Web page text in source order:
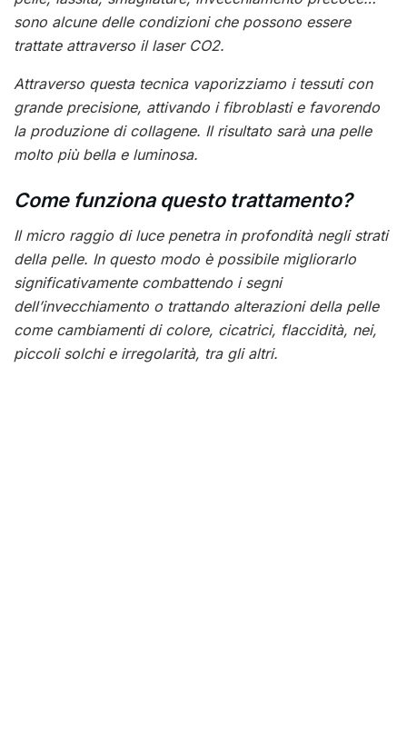
sono alcune delle condizioni che possono essere
trattate attraverso il laser CO2.
Attraverso questa tecnica vaporizziamo i tessuti con
grande precisione, attivando i fibroblasti e favorendo
la produzione di collagene. Il risultato sarà una pelle
molto più bella e luminosa.
Come funziona questo trattamento?
Il micro raggio di luce penetra in profondità negli strati
della pelle. In questo modo è possibile migliorarlo
significativamente combattendo i segni
dell’invecchiamento o trattando alterazioni della pelle
come cambiamenti di colore, cicatrici, flaccidità, nei,
piccoli solchi e irregolarità, tra gli altri.